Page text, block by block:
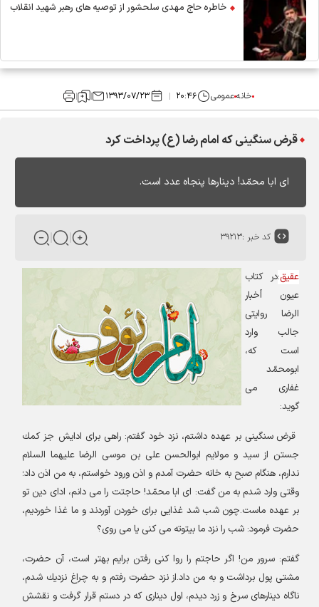
خاطره حاج مهدی سلحشور از توصیه های رهبر شهید انقلاب
خانهعمومی ۲۰:۴۶ ۱۳۹۳/۰۷/۲۳
قرض سنگینی که امام رضا (ع) پرداخت کرد
اى ابا محمّد! دينارها پنجاه عدد است.
کد خبر :۳۹۲۱۳
عقیق:در کتاب
عيون أخبار
الرضا روایتی
جالب وارد
است که،
ابومحمّد
غفارى مى
‏گويد:
قرض سنگينى بر عهده داشتم، نزد خود گفتم: راهى براى ادايش جز كمك
جستن از سيد و مولايم ابوالحسن على بن موسى الرضا عليهما السلام
ندارم، هنگام صبح به خانه حضرت آمدم و اذن ورود خواستم، به من اذن داد؛
وقتى وارد شدم به من گفت: اى ابا محمّد! حاجتت را مى‏ دانم، اداى دين تو
بر عهده ماست.چون شب شد غذايى براى خوردن آوردند و ما غذا خورديم،
حضرت فرمود: شب را نزد ما بيتوته مى‏ كنى يا مى‏ روى؟
گفتم: سرور من! اگر حاجتم‏ را روا كنى رفتن برايم بهتر است، آن حضرت،
مشتى پول برداشت و به من داد.از نزد حضرت رفتم و به چراغ نزديك شدم،
ناگاه دينارهاى سرخ و زرد ديدم، اول دينارى كه در دستم قرار گرفت و نقشش